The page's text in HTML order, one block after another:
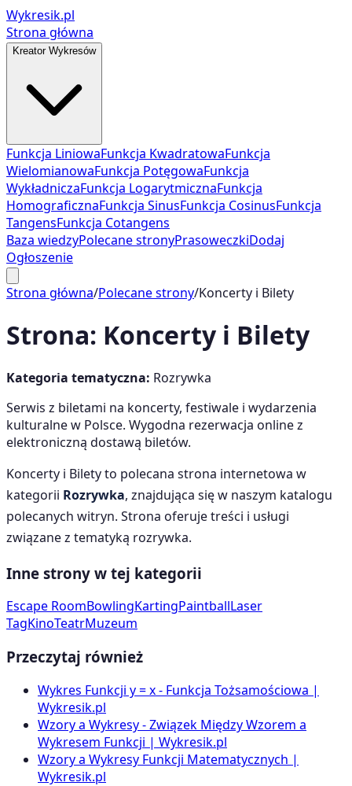
Wykresik.pl
Strona główna
Kreator Wykresów
Funkcja LiniowaFunkcja KwadratowaFunkcja
WielomianowaFunkcja PotęgowaFunkcja
WykładniczaFunkcja LogarytmicznaFunkcja
HomograficznaFunkcja SinusFunkcja CosinusFunkcja
TangensFunkcja Cotangens
Baza wiedzyPolecane stronyPrasoweczkiDodaj
Ogłoszenie
Strona główna/Polecane strony/Koncerty i Bilety
Strona: Koncerty i Bilety
Kategoria tematyczna: Rozrywka
Serwis z biletami na koncerty, festiwale i wydarzenia
kulturalne w Polsce. Wygodna rezerwacja online z
elektroniczną dostawą biletów.
Koncerty i Biletyto polecana strona internetowa w
kategorii Rozrywka, znajdująca się w naszym katalogu
polecanych witryn. Strona oferuje treści i usługi
związane z tematyką rozrywka.
Inne strony w tej kategorii
Escape RoomBowlingKartingPaintballLaser
TagKinoTeatrMuzeum
Przeczytaj również
Wykres Funkcji y = x - Funkcja Tożsamościowa |
Wykresik.pl
Wzory a Wykresy - Związek Między Wzorem a
Wykresem Funkcji | Wykresik.pl
Wzory a Wykresy Funkcji Matematycznych |
Wykresik.pl